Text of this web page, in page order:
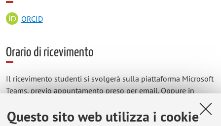
Questo sito web utilizza i cookie
ORCID
Orario di ricevimento
Il ricevimento studenti si svolgerà sulla piattaforma Microsoft
Teams, previo appuntamento preso per email. Oppure in
presenza, presso l'ufficio in via Belle Arti, 41, il giovedì dalle
16:00 alle 17:30, previo appuntamento preso per email.